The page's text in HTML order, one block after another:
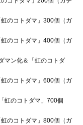
のコトダマ」300個（ガ
のコトダマ」400個（ガ
マン化＆「虹のコトダ
のコトダマ」600個（ガ
虹のコトダマ」700個
のコトダマ」800個（ガ